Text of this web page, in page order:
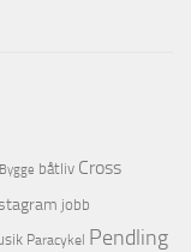
Bygge båtliv Cross
jobb
Paracykel Pendling